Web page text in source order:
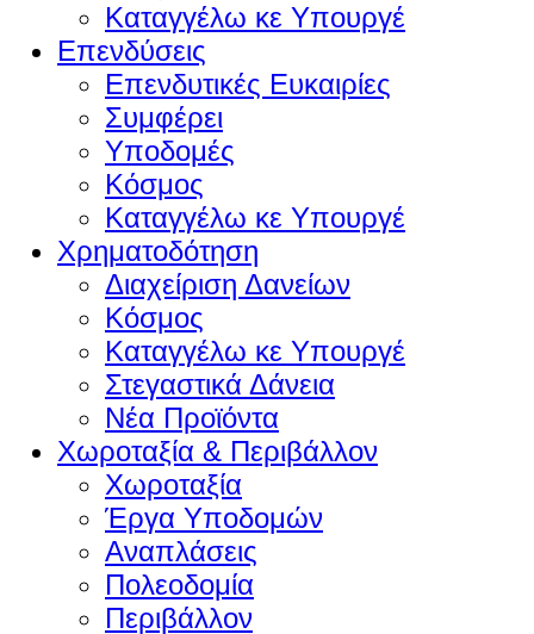
Καταγγέλω κε Υπουργέ
Επενδύσεις
Επενδυτικές Ευκαιρίες
Συμφέρει
Υποδομές
Κόσμος
Καταγγέλω κε Υπουργέ
Χρηματοδότηση
Διαχείριση Δανείων
Κόσμος
Καταγγέλω κε Υπουργέ
Στεγαστικά Δάνεια
Νέα Προϊόντα
Χωροταξία & Περιβάλλον
Χωροταξία
Έργα Υποδομών
Αναπλάσεις
Πολεοδομία
Περιβάλλον